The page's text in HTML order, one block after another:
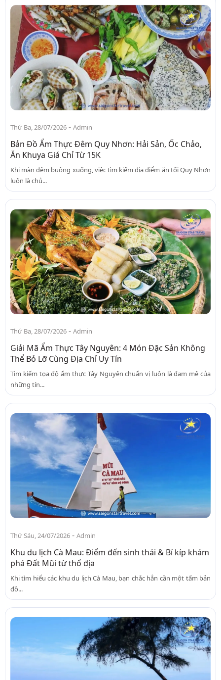
Thứ Ba, 28/07/2026 - Admin
Bản Đồ Ẩm Thực Đêm Quy Nhơn: Hải Sản, Ốc Chảo,
Ăn Khuya Giá Chỉ Từ 15K
Khi màn đêm buông xuống, việc tìm kiếm địa điểm ăn tối Quy Nhơn
luôn là chủ...
Thứ Ba, 28/07/2026 - Admin
Giải Mã Ẩm Thực Tây Nguyên: 4 Món Đặc Sản Không
Thể Bỏ Lỡ Cùng Địa Chỉ Uy Tín
Tìm kiếm tọa độ ẩm thực Tây Nguyên chuẩn vị luôn là đam mê của
những tín...
Thứ Sáu, 24/07/2026 - Admin
Khu du lịch Cà Mau: Điểm đến sinh thái & Bí kíp khám
phá Đất Mũi từ thổ địa
Khi tìm hiểu các khu du lịch Cà Mau, bạn chắc hẳn cần một tấm bản
đồ...